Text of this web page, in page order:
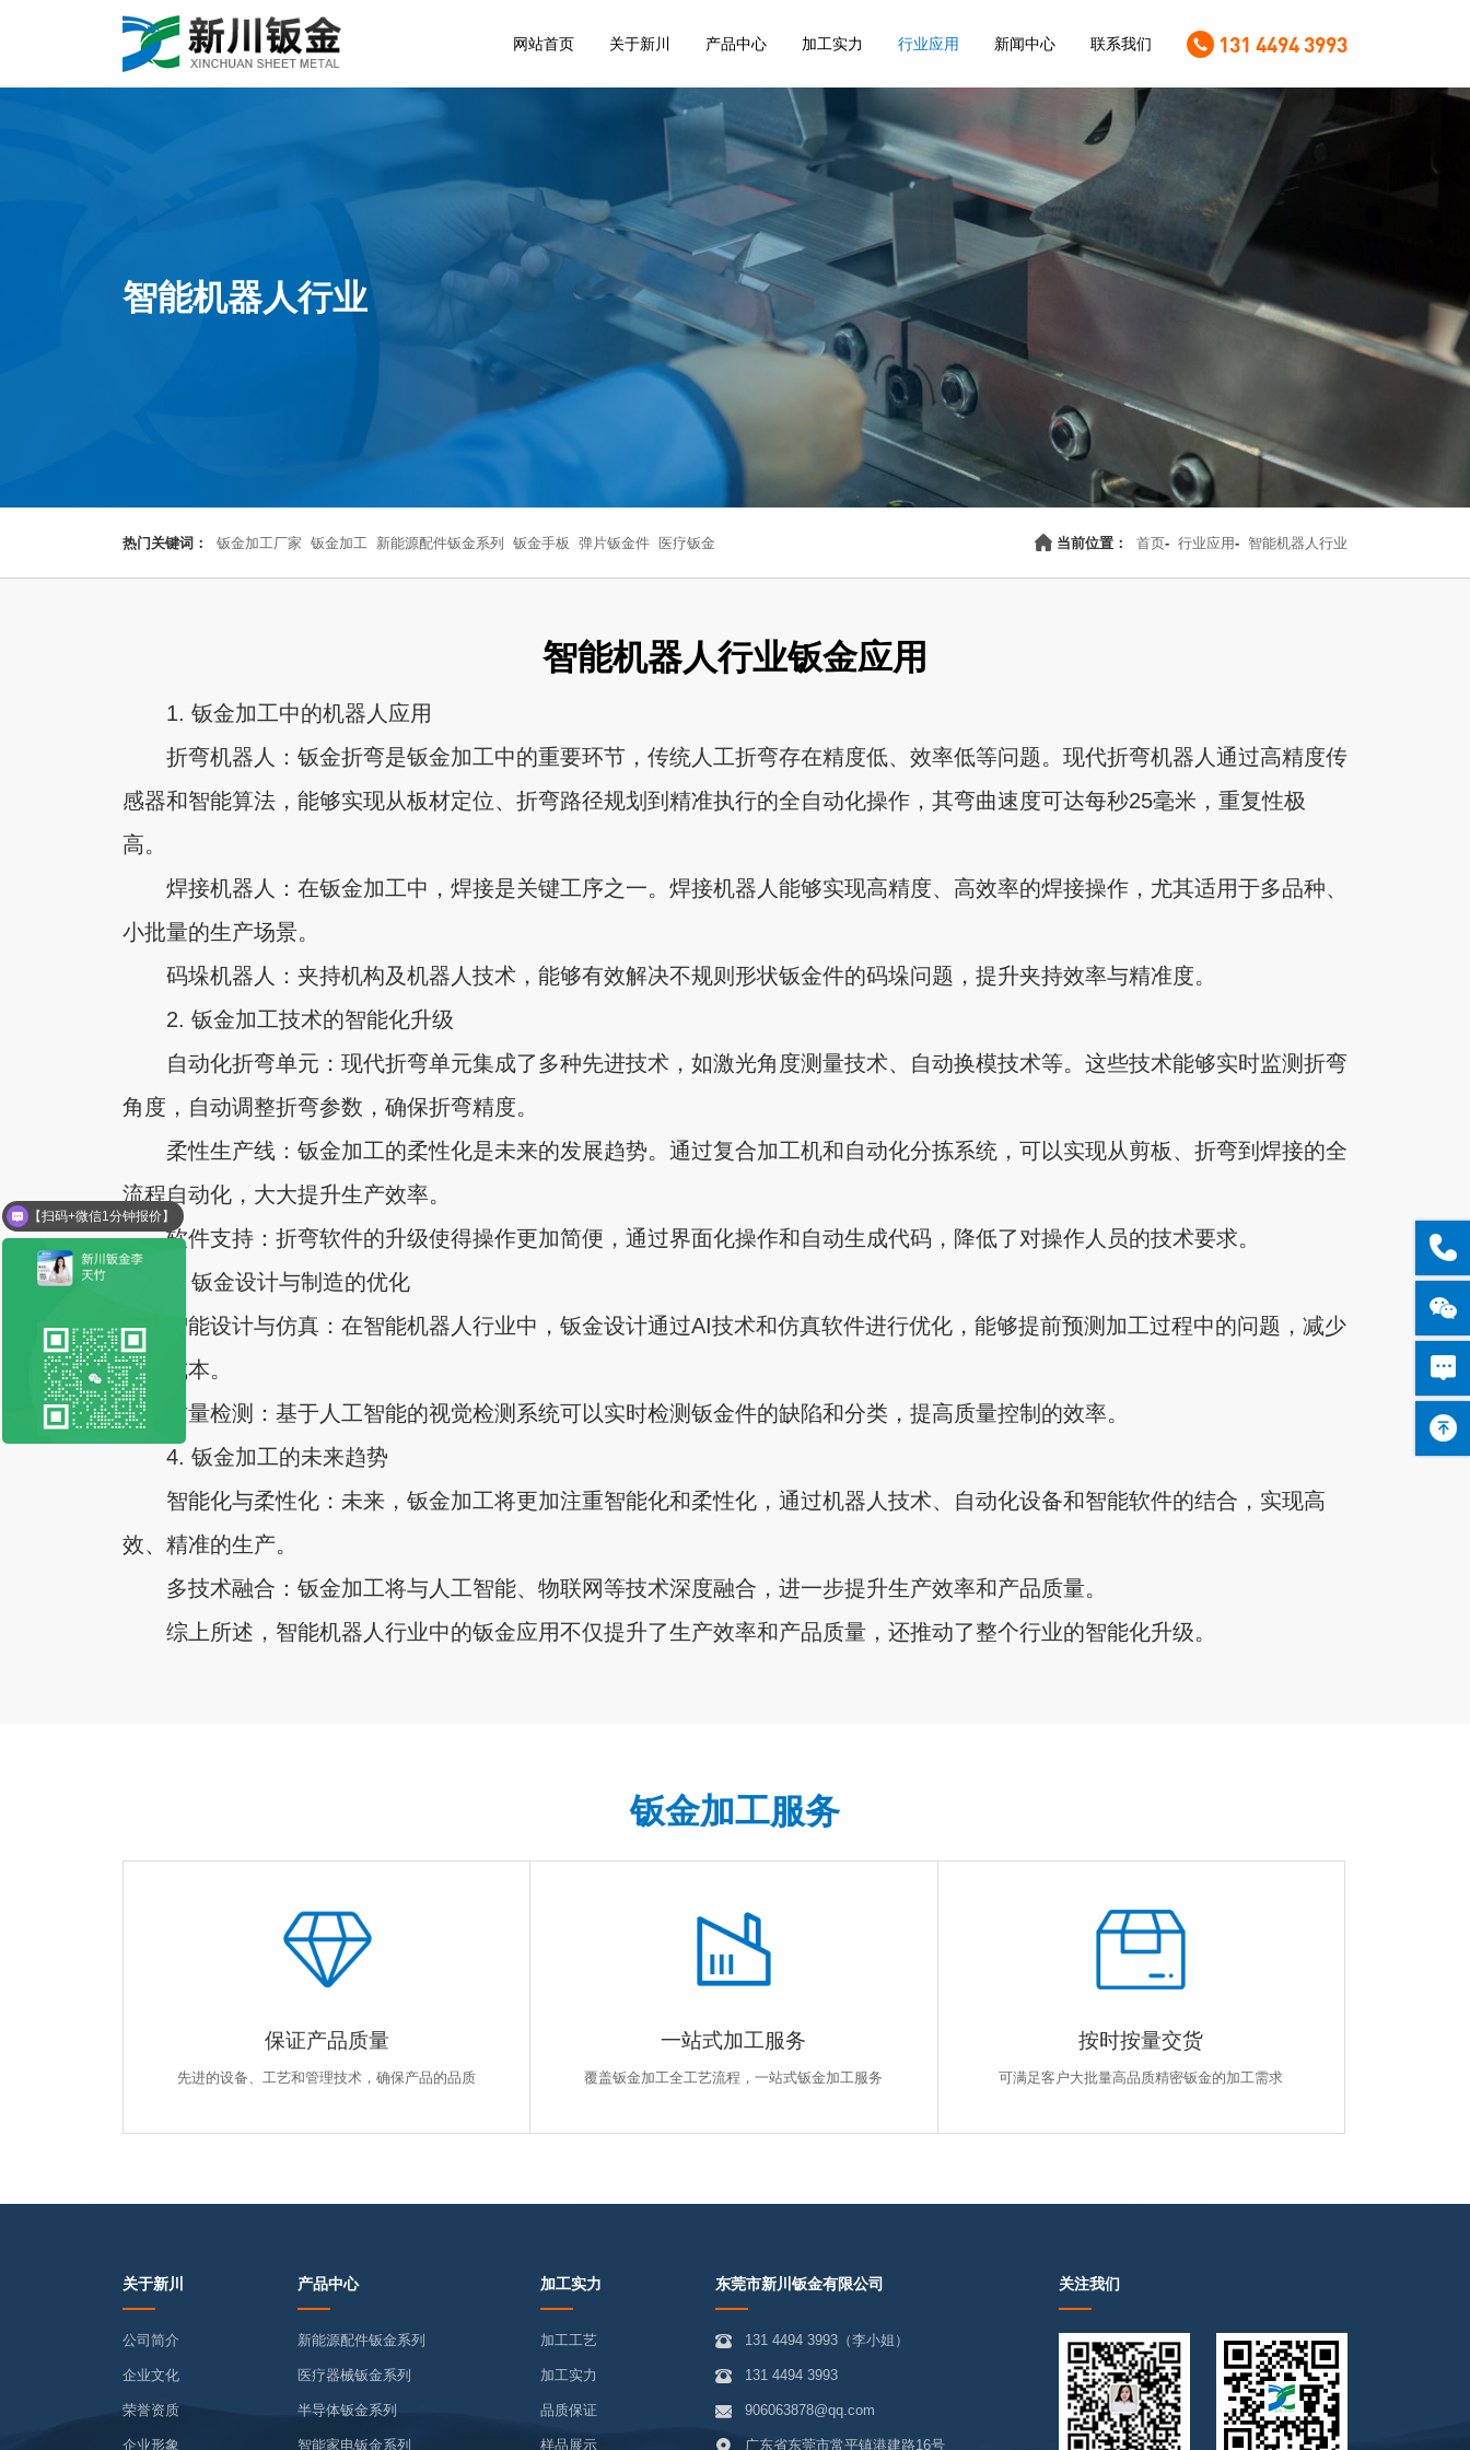
网站首页 关于新川 产品中心 加工实力 行业应用 新闻中心 联系我们 131 4494 3993
智能机器人行业
热门关键词： 钣金加工厂家 钣金加工 新能源配件钣金系列 钣金手板 弹片钣金件 医疗钣金 当前位置： 首页- 行业应用- 智能机器人行业
智能机器人行业钣金应用
1. 钣金加工中的机器人应用
折弯机器人：钣金折弯是钣金加工中的重要环节，传统人工折弯存在精度低、效率低等问题。现代折弯机器人通过高精度传
感器和智能算法，能够实现从板材定位、折弯路径规划到精准执行的全自动化操作，其弯曲速度可达每秒25毫米，重复性极
高。
焊接机器人：在钣金加工中，焊接是关键工序之一。焊接机器人能够实现高精度、高效率的焊接操作，尤其适用于多品种、
小批量的生产场景。
码垛机器人：夹持机构及机器人技术，能够有效解决不规则形状钣金件的码垛问题，提升夹持效率与精准度。
2. 钣金加工技术的智能化升级
自动化折弯单元：现代折弯单元集成了多种先进技术，如激光角度测量技术、自动换模技术等。这些技术能够实时监测折弯
角度，自动调整折弯参数，确保折弯精度。
柔性生产线：钣金加工的柔性化是未来的发展趋势。通过复合加工机和自动化分拣系统，可以实现从剪板、折弯到焊接的全
流程自动化，大大提升生产效率。
软件支持：折弯软件的升级使得操作更加简便，通过界面化操作和自动生成代码，降低了对操作人员的技术要求。
3. 钣金设计与制造的优化
智能设计与仿真：在智能机器人行业中，钣金设计通过AI技术和仿真软件进行优化，能够提前预测加工过程中的问题，减少
试错成本。
质量检测：基于人工智能的视觉检测系统可以实时检测钣金件的缺陷和分类，提高质量控制的效率。
4. 钣金加工的未来趋势
智能化与柔性化：未来，钣金加工将更加注重智能化和柔性化，通过机器人技术、自动化设备和智能软件的结合，实现高
效、精准的生产。
多技术融合：钣金加工将与人工智能、物联网等技术深度融合，进一步提升生产效率和产品质量。
综上所述，智能机器人行业中的钣金应用不仅提升了生产效率和产品质量，还推动了整个行业的智能化升级。
钣金加工服务
保证产品质量
先进的设备、工艺和管理技术，确保产品的品质
一站式加工服务
覆盖钣金加工全工艺流程，一站式钣金加工服务
按时按量交货
可满足客户大批量高品质精密钣金的加工需求
关于新川
公司简介
企业文化
荣誉资质
企业形象
产品中心
新能源配件钣金系列
医疗器械钣金系列
半导体钣金系列
智能家电钣金系列
加工实力
加工工艺
加工实力
品质保证
样品展示
东莞市新川钣金有限公司
131 4494 3993（李小姐）
131 4494 3993
906063878@qq.com
广东省东莞市常平镇港建路16号
关注我们
【扫码+微信1分钟报价】